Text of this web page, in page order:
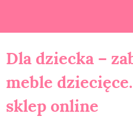
Dla dziecka –
meble
sklep online